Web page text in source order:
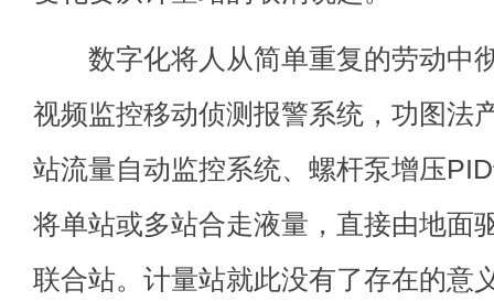
数字化将人从简单重复的劳动中
视频监控移动侦测报警系统，功图法
站流量自动监控系统、螺杆泵增压
将单站或多站合走液量，直接由地面
联合站。计量站就此没有了存在的意